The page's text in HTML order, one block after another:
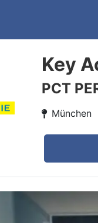
Key
PCT
München